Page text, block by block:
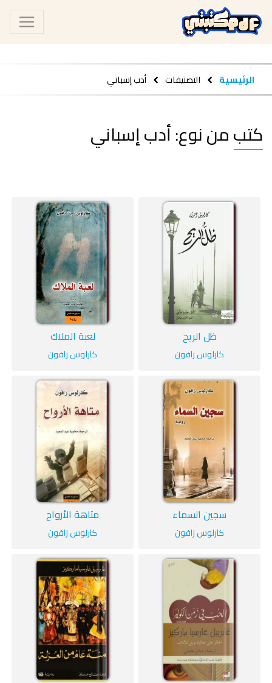
الرئيسية التصنيفات أدب إسباني
كتب من نوع: أدب إسباني
ظل الريح
كارلوس زافون
لعبة الملاك
كارلوس زافون
سجين السماء
كارلوس زافون
متاهة الأرواح
كارلوس زافون